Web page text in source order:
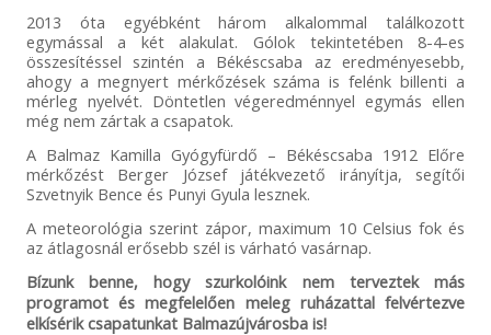
2013 óta egyébként három alkalommal találkozott
egymással a két alakulat. Gólok tekintetében 8-4-es
összesítéssel szintén a Békéscsaba az eredményesebb,
ahogy a megnyert mérkőzések száma is felénk billenti a
mérleg nyelvét. Döntetlen végeredménnyel egymás ellen
még nem zártak a csapatok.
A Balmaz Kamilla Gyógyfürdő – Békéscsaba 1912 Előre
mérkőzést Berger József játékvezető irányítja, segítői
Szvetnyik Bence és Punyi Gyula lesznek.
A meteorológia szerint zápor, maximum 10 Celsius fok és
az átlagosnál erősebb szél is várható vasárnap.
Bízunk benne, hogy szurkolóink nem terveztek más
programot és megfelelően meleg ruházattal felvértezve
elkísérik csapatunkat Balmazújvárosba is!